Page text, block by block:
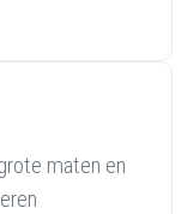
maten en